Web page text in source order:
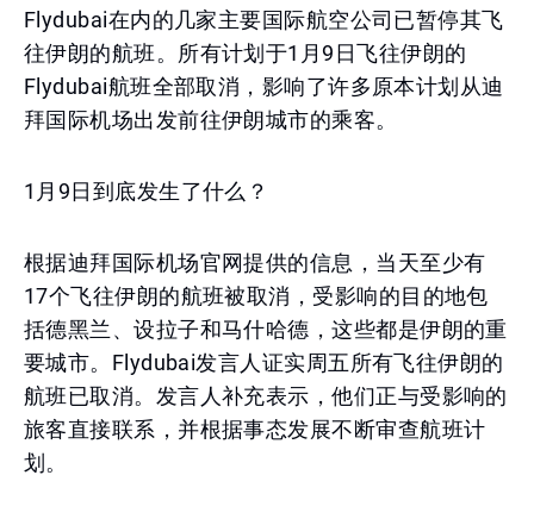
Flydubai在内的几家主要国际航空公司已暂停其飞
往伊朗的航班。所有计划于1月9日飞往伊朗的
Flydubai航班全部取消，影响了许多原本计划从迪
拜国际机场出发前往伊朗城市的乘客。
1月9日到底发生了什么？
根据迪拜国际机场官网提供的信息，当天至少有
17个飞往伊朗的航班被取消，受影响的目的地包
括德黑兰、设拉子和马什哈德，这些都是伊朗的重
要城市。Flydubai发言人证实周五所有飞往伊朗的
航班已取消。发言人补充表示，他们正与受影响的
旅客直接联系，并根据事态发展不断审查航班计
划。